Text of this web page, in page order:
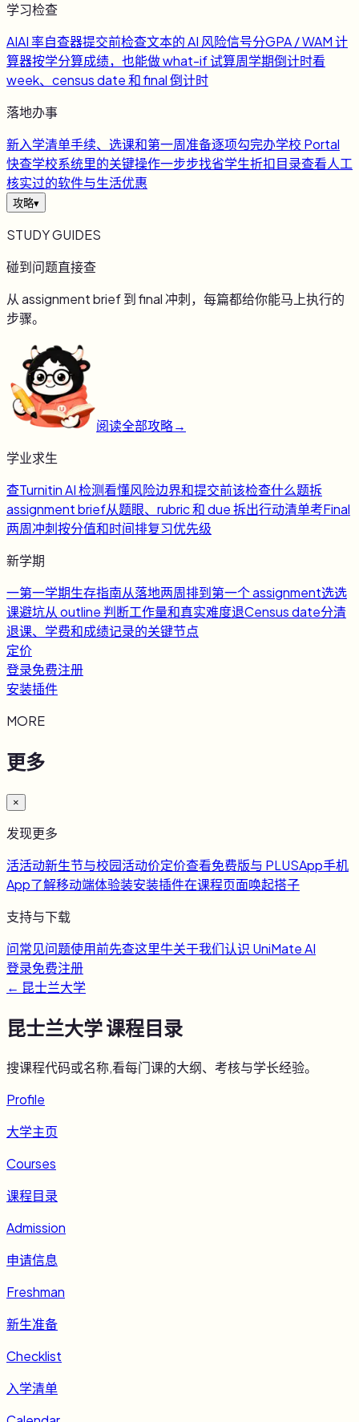
学习检查
AIAI 率自查器提交前检查文本的 AI 风险信号分GPA / WAM 计
算器按学分算成绩，也能做 what-if 试算周学期倒计时看
week、census date 和 final 倒计时
落地办事
新入学清单手续、选课和第一周准备逐项勾完办学校 Portal
快查学校系统里的关键操作一步步找省学生折扣目录查看人工
核实过的软件与生活优惠
攻略▾
STUDY GUIDES
碰到问题直接查
从 assignment brief 到 final 冲刺，每篇都给你能马上执行的
步骤。
阅读全部攻略→
学业求生
查Turnitin AI 检测看懂风险边界和提交前该检查什么题拆
assignment brief从题眼、rubric 和 due 拆出行动清单考Final
两周冲刺按分值和时间排复习优先级
新学期
一第一学期生存指南从落地两周排到第一个 assignment选选
课避坑从 outline 判断工作量和真实难度退Census date分清
退课、学费和成绩记录的关键节点
定价
登录免费注册
安装插件
MORE
更多
×
发现更多
活活动新生节与校园活动价定价查看免费版与 PLUSApp手机
App了解移动端体验装安装插件在课程页面唤起搭子
支持与下载
问常见问题使用前先查这里牛关于我们认识 UniMate AI
登录免费注册
← 昆士兰大学
昆士兰大学课程目录
搜课程代码或名称,看每门课的大纲、考核与学长经验。
Profile
大学主页
Courses
课程目录
Admission
申请信息
Freshman
新生准备
Checklist
入学清单